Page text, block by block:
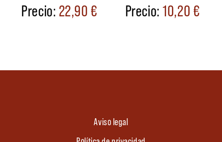
22,90€ 10,20€
Aviso legal